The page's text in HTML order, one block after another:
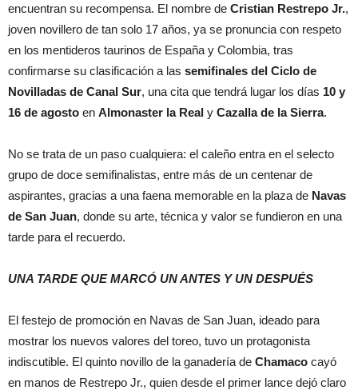
encuentran su recompensa. El nombre de Cristian Restrepo Jr.,
joven novillero de tan solo 17 años, ya se pronuncia con respeto
en los mentideros taurinos de España y Colombia, tras
confirmarse su clasificación a las semifinales del Ciclo de
Novilladas de Canal Sur, una cita que tendrá lugar los días 10 y
16 de agosto en Almonaster la Real y Cazalla de la Sierra.
No se trata de un paso cualquiera: el caleño entra en el selecto
grupo de doce semifinalistas, entre más de un centenar de
aspirantes, gracias a una faena memorable en la plaza de Navas
de San Juan, donde su arte, técnica y valor se fundieron en una
tarde para el recuerdo.
UNA TARDE QUE MARCÓ UN ANTES Y UN DESPUÉS
El festejo de promoción en Navas de San Juan, ideado para
mostrar los nuevos valores del toreo, tuvo un protagonista
indiscutible. El quinto novillo de la ganadería de Chamaco cayó
en manos de Restrepo Jr., quien desde el primer lance dejó claro